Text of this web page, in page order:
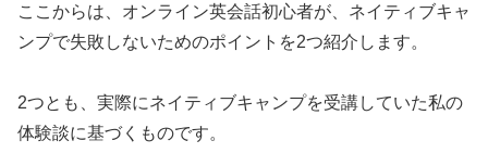
ここからは、オンライン英会話初心者が、ネイティブキャ
ンプで失敗しないためのポイントを2つ紹介します。
2つとも、実際にネイティブキャンプを受講していた私の
体験談に基づくものです。